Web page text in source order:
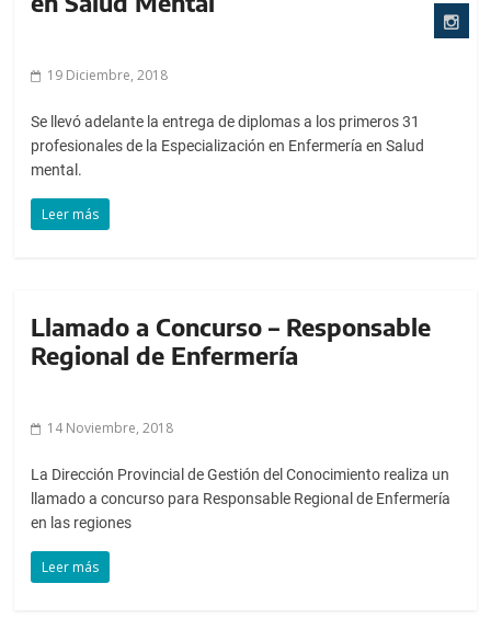
19 Diciembre, 2018
Se llevó adelante la entrega de diplomas a los primeros 31
profesionales de la Especialización en Enfermería en Salud
mental.
Leer más
Llamado a Concurso – Responsable
Regional de Enfermería
14 Noviembre, 2018
La Dirección Provincial de Gestión del Conocimiento realiza un
llamado a concurso para Responsable Regional de Enfermería
en las regiones
Leer más